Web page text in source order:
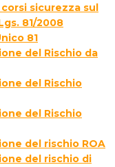
sicurezza sul
81/2008
81
del Rischio da
del Rischio
del Rischio
del rischio ROA
del rischio di